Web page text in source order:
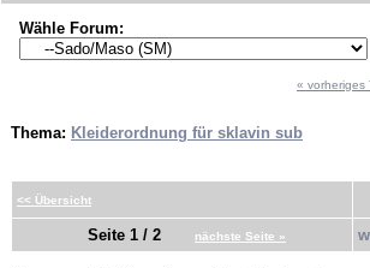
Wähle Forum:
« vorheriges
Thema: Kleiderordnung für sklavin sub
<< Übersicht
Seite 1 / 2 nächste Seite »